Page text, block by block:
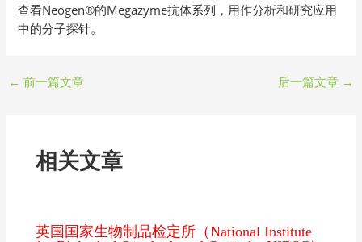
查看Neogen®的Megazyme抗体系列，用作分析和研究应用
中的分子探针。
← 前一篇文章 后一篇文章 →
相关文章
英国国家生物制品检定所（National Institute